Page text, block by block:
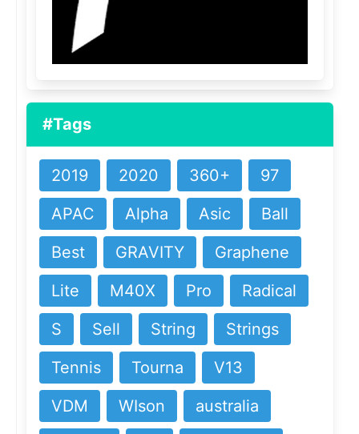
#Tags
2019 2020 360+
97
APAC
Alpha Asic
Ball
Best
GRAVITY
Graphene
Lite
M40X Pro
Radical
S
Sell String
Strings
Tennis
Tourna
V13
VDM
WIson
australia